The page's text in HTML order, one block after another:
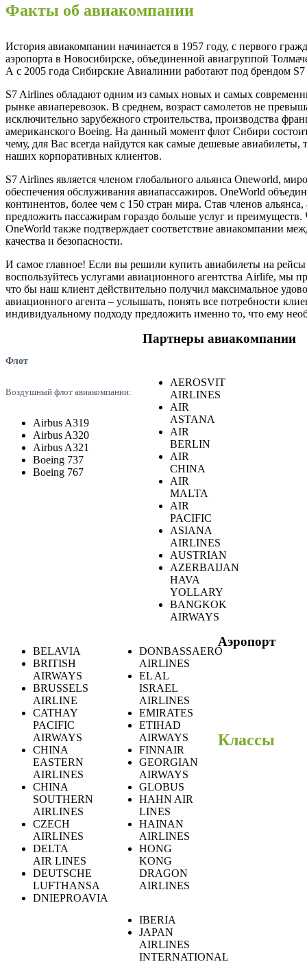
Факты об авиакомпании
История авиакомпании начинается в 1957 году, с первого
аэропорта в Новосибирске, объединенной авиагруппой
А с 2005 года Сибирские Авиалинии работают под брендом
S7 Airlines обладают одним из самых новых и самых
рынке авиаперевозок. В среднем, возраст самолетов не
исключительно зарубежного строительства, производства
американского Boeing. На данный момент флот Сибири
чему, для Вас всегда найдутся как самые дешевые авиабилеты,
наших корпоративных клиентов.
S7 Airlines является членом глобального альянса Oneworld,
обеспечения обслуживания авиапассажиров. OneWorld
континентов, более чем с 150 стран мира. Став членов
предложить пассажирам гораздо больше услуг и
OneWorld также подтверждает соответствие авиакомпании
качества и безопасности.
И самое главное! Если вы решили купить авиабилеты на
воспользуйтесь услугами авиационного агентства Airlife, мы
что бы наш клиент действительно получил максимальное
авиационного агента – услышать, понять все потребности
индивидуальному подходу предложить именно то, что ему
Флот
Воздушный флот авиакомпании:
Airbus A319
Airbus A320
Airbus A321
Boeing 737
Boeing 767
Партнеры авиакомпании
AEROSVIT
AIRLINES
AIR
ASTANA
AIR
BERLIN
AIR
CHINA
AIR
MALTA
AIR
PACIFIC
ASIANA
AIRLINES
AUSTRIAN
AZERBAIJAN
HAVA
YOLLARY
BANGKOK
AIRWAYS
BELAVIA
BRITISH
AIRWAYS
BRUSSELS
AIRLINE
CATHAY
PACIFIC
AIRWAYS
CHINA
EASTERN
AIRLINES
CHINA
SOUTHERN
AIRLINES
CZECH
AIRLINES
DELTA
AIR LINES
DEUTSCHE
LUFTHANSA
DNIEPROAVIA
DONBASSAERO
AIRLINES
EL AL
ISRAEL
AIRLINES
EMIRATES
ETIHAD
AIRWAYS
FINNAIR
GEORGIAN
AIRWAYS
GLOBUS
HAHN AIR
LINES
HAINAN
AIRLINES
HONG
KONG
DRAGON
AIRLINES
IBERIA
JAPAN
AIRLINES
INTERNATIONAL
Аэропорт
Классы